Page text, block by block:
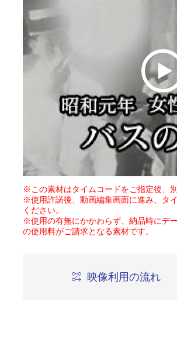
※この素材はタイムコードをご指定後、
※使用許諾後、動画編集画面に進み、タ
ください。
※使用の有無にかかわらず、納品時にデ
の使用料がご請求となる素材です。
映像利用の流れ